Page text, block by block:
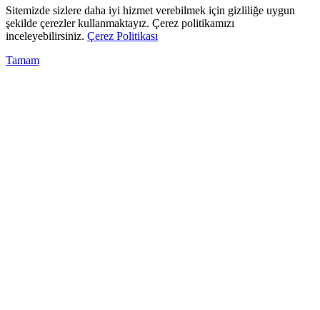
Sitemizde sizlere daha iyi hizmet verebilmek için gizliliğe uygun
şekilde çerezler kullanmaktayız. Çerez politikamızı
inceleyebilirsiniz. Çerez Politikası
Tamam